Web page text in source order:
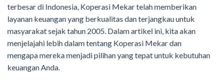
terbesar di Indonesia, Koperasi Mekar telah memberikan
layanan keuangan yang berkualitas dan terjangkau untuk
masyarakat sejak tahun 2005. Dalam artikel ini, kita akan
menjelajahi lebih dalam tentang Koperasi Mekar dan
mengapa mereka menjadi pilihan yang tepat untuk kebutuhan
keuangan Anda.